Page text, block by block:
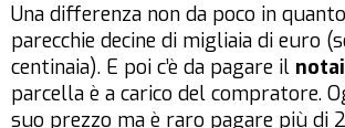
Una differenza non da poco in
parecchie decine di migliaia di euro
centinaia). E poi c’è da pagare il
parcella è a carico del compratore.
suo prezzo ma è raro pagare più di